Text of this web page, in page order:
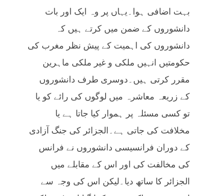
بہت اضافی ہوا۔یہاں پر وہ ایک اور بات
دانشوروں کے ضمن میں کرتے ہیں کہ
دانشوروں کی اہمیت کے پیش نظر مغرب کی
حکومتیں انہیں ملکی و غیر ملکی ماہرین
مقرر کرتی ہیں۔دوسری طرف دانشوروں
کے زریعہ معاشرہ میں لوگوں کی رائے کو یا
تو کسی مسئلہ پر ہموار کیا جاتا ہے یا
مخلافت کی جاتی ہے۔الجزائر کی جنگ آزادی
کے دوران فرانسیسی دانشوروں نے فرانس
کی مخالفت کی اور اس کے مقابلے میں
الجزائر کا ساتھ دیا۔لیکن اس کی وجہ سے